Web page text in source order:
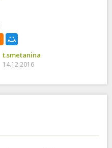
t.smetanina
14.12.2016